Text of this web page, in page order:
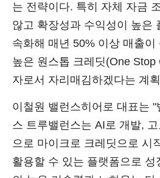
는 전략이다. 특히 자체 자금
않고 확장성과 수익성이 높은
속화해 매년 50% 이상 매출이
높은 원스톱 크레딧(One Stop
자로서 자리매김하겠다는 계
이철원 밸런스히어로 대표는 "
스 트루밸런스는 AI로 개발,
으로 마이크로 크레딧으로 시
활용할 수 있는 플랫폼으로 성